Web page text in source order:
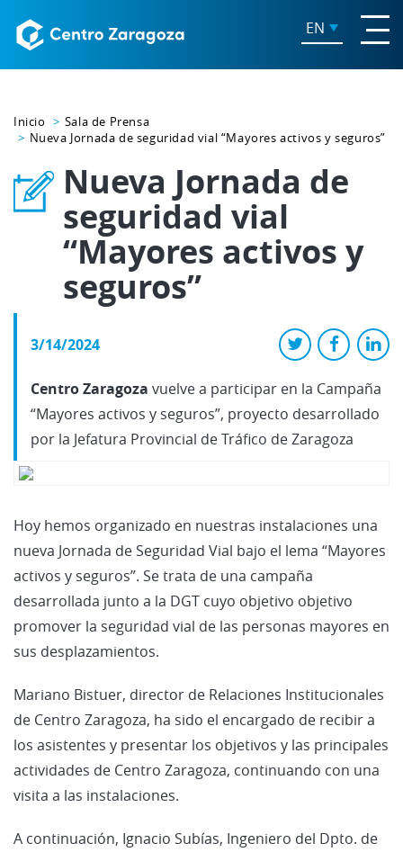
EN
Inicio
Sala de Prensa
Nueva Jornada de seguridad vial “Mayores activos y seguros”
Nueva Jornada de
seguridad vial
“Mayores activos y
seguros”
3/14/2024
Centro Zaragoza vuelve a participar en la Campaña
“Mayores activos y seguros”, proyecto desarrollado
por la Jefatura Provincial de Tráfico de Zaragoza
Hoy hemos organizado en nuestras instalaciones una
nueva Jornada de Seguridad Vial bajo el lema “Mayores
activos y seguros”. Se trata de una campaña
desarrollada junto a la DGT cuyo objetivo objetivo
promover la seguridad vial de las personas mayores en
sus desplazamientos.
Mariano Bistuer, director de Relaciones Institucionales
de Centro Zaragoza, ha sido el encargado de recibir a
los asistentes y presentar los objetivos y las principales
actividades de Centro Zaragoza, continuando con una
visita a las instalaciones.
A continuación, Ignacio Subías, Ingeniero del Dpto. de